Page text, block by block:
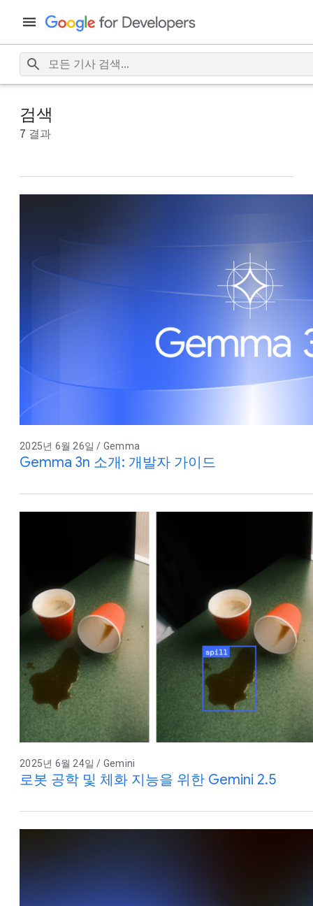
검색
7 결과
2025년 6월 26일 / Gemma
Gemma 3n 소개: 개발자 가이드
2025년 6월 24일 / Gemini
로봇 공학 및 체화 지능을 위한 Gemini 2.5